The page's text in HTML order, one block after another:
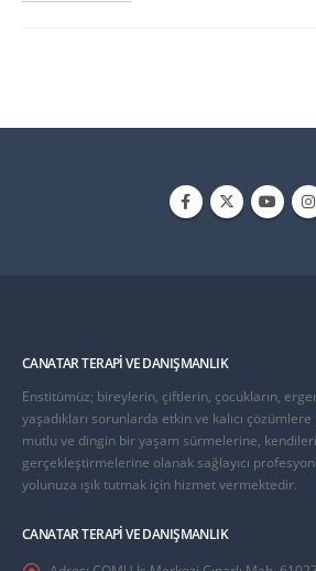
CANATAR TERAPI VE DANIŞMANLIK
Enstitümüz; bireylerin, çiftlerin, çocukların,
yaşadıkları sorunlarda etkin ve kalıcı
mutlu ve dingin bir yaşam sürmelerine,
gerçekleştirmelerine olanak sağlayıcı
yolunuza ışık tutmak için hizmet vermektedir.
CANATAR TERAPI VE DANIŞMANLIK